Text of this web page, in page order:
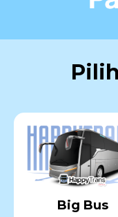
Big Bus